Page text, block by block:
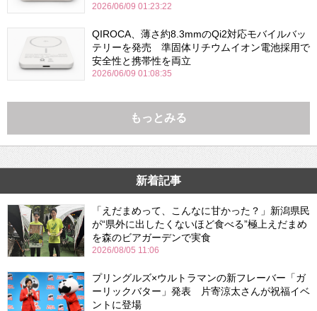
2026/06/09 01:23:22
QIROCA、薄さ約8.3mmのQi2対応モバイルバッ
テリーを発売 準固体リチウムイオン電池採用で
安全性と携帯性を両立
2026/06/09 01:08:35
もっとみる
新着記事
「えだまめって、こんなに甘かった？」新潟県民
が“県外に出したくないほど食べる”極上えだまめ
を森のビアガーデンで実食
2026/08/05 11:06
プリングルズ×ウルトラマンの新フレーバー「ガ
ーリックバター」発表 片寄涼太さんが祝福イベ
ントに登場